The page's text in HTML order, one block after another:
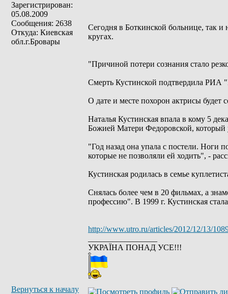
Зарегистрирован:
05.08.2009
Сообщения: 2638
Откуда: Киевская
обл.г.Бровары
Сегодня в Боткинской больнице, так
кругах.
"Причиной потери сознания стало
Смерть Кустинской подтвердила РИА
О дате и месте похорон актрисы будет
Наталья Кустинская впала в кому 5
Божией Матери Федоровской, который
"Год назад она упала с постели. Ноги
которые не позволяли ей ходить", -
Кустинская родилась в семье
Снялась более чем в 20 фильмах, а
профессию". В 1999 г. Кустинская
http://www.utro.ru/articles/2012/12/13/
УКРАЇНА ПОНАД УСЕ!!!
Вернуться к началу